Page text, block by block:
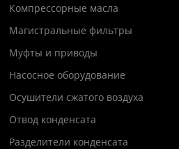
Компрессорные масла
Магистральные фильтры
Муфты и приводы
Насосное оборудование
Осушители сжатого воздуха
Отвод конденсата
Разделители конденсата